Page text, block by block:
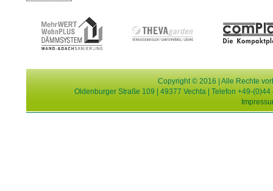
Copyright © 2016 | Alle Rechte
Oldenburger Straße 109 | 49377 Vechta | Telefon +49-